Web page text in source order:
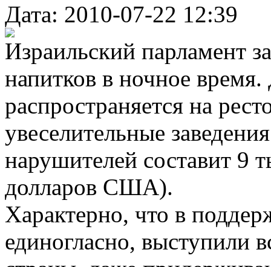
Дата: 2010-07-22 12:39
Израильский парламент
напитков в ночное время.
распространяется на
увеселительные
нарушителей составит 9
долларов США).
Характерно, что в
единогласно, выступили